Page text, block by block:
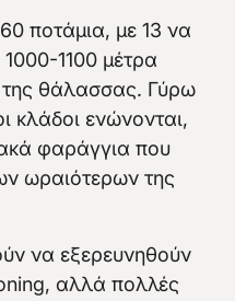
ποτάμια, με 13 να
1100 μέτρα
θάλασσας. Γύρω
κλάδοι ενώνονται,
φαράγγια που
ωραιότερων της
να εξερευνηθούν
αλλά πολλές